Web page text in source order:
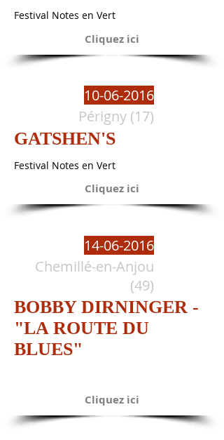
Festival Notes en Vert
Cliquez ici
10-06-2016
Périgny (17)
GATSHEN'S
Festival Notes en Vert
Cliquez ici
14-06-2016
Chemillé-en-Anjou
(49)
BOBBY DIRNINGER -
"LA ROUTE DU
BLUES"
Cliquez ici